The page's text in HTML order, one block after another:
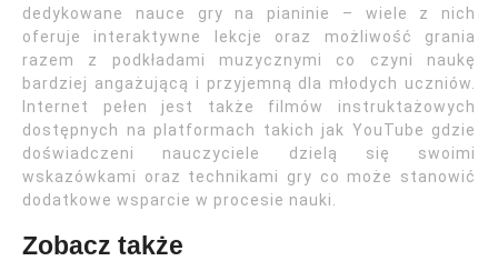
dedykowane nauce gry na pianinie – wiele z nich
oferuje interaktywne lekcje oraz możliwość grania
razem z podkładami muzycznymi co czyni naukę
bardziej angażującą i przyjemną dla młodych uczniów.
Internet pełen jest także filmów instruktażowych
dostępnych na platformach takich jak YouTube gdzie
doświadczeni nauczyciele dzielą się swoimi
wskazówkami oraz technikami gry co może stanowić
dodatkowe wsparcie w procesie nauki.
Zobacz także